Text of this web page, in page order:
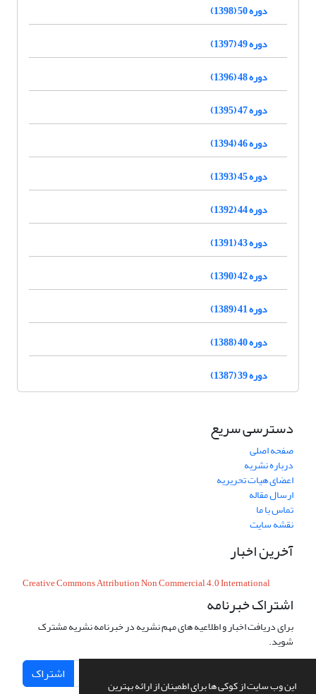
این وب سایت از کوکی ها برای اطمینان از ارائه بهترین
دوره 50 (1398)
دوره 49 (1397)
دوره 48 (1396)
دوره 47 (1395)
دوره 46 (1394)
دوره 45 (1393)
دوره 44 (1392)
دوره 43 (1391)
دوره 42 (1390)
دوره 41 (1389)
دوره 40 (1388)
دوره 39 (1387)
دسترسی سریع
صفحه اصلی
درباره نشریه
اعضای هیات تحریریه
ارسال مقاله
تماس با ما
نقشه سایت
آخرین اخبار
Creative Commons Attribution Non Commercial 4.0 International
اشتراک خبرنامه
برای دریافت اخبار و اطلاعیه های مهم نشریه در خبرنامه نشریه مشترک
شوید.
اشتراک